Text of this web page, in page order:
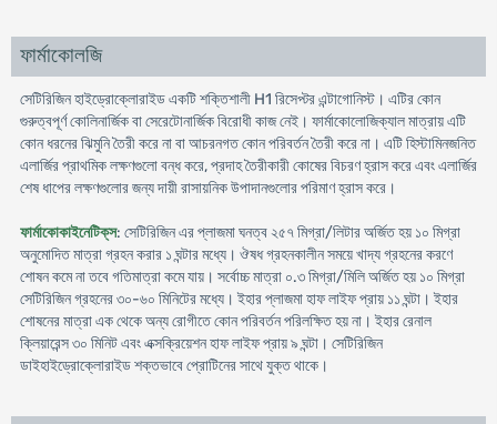
ফার্মাকোলজি
সেটিরিজিন হাইড্রোক্লোরাইড একটি শক্তিশালী H1 রিসেপ্টর এন্টাগোনিস্ট। এটির কোন
গুরুত্বপূর্ণ কোলিনার্জিক বা সেরেটোনার্জিক বিরোধী কাজ নেই। ফার্মাকোলোজিক্যাল মাত্রায় এটি
কোন ধরনের ঝিমুনি তৈরী করে না বা আচরনগত কোন পরিবর্তন তৈরী করে না। এটি হিস্টামিনজনিত
এলার্জির প্রাথমিক লক্ষণগুলো বন্ধ করে, প্রদাহ তৈরীকারী কোষের বিচরণ হ্রাস করে এবং এলার্জির
শেষ ধাপের লক্ষণগুলোর জন্য দায়ী রাসায়নিক উপাদানগুলোর পরিমাণ হ্রাস করে।
ফার্মাকোকাইনেটিক্‌স: সেটিরিজিন এর প্লাজমা ঘনত্ব ২৫৭ মিগ্রা/লিটার অর্জিত হয় ১০ মিগ্রা
অনুমোদিত মাত্রা গ্রহন করার ১ ঘন্টার মধ্যে। ঔষধ গ্রহনকালীন সময়ে খাদ্য গ্রহনের করণে
শোষন কমে না তবে গতিমাত্রা কমে যায়। সর্বোচ্চ মাত্রা ০.৩ মিগ্রা/মিলি অর্জিত হয় ১০ মিগ্রা
সেটিরিজিন গ্রহনের ৩০-৬০ মিনিটের মধ্যে। ইহার প্লাজমা হাফ লাইফ প্রায় ১১ ঘন্টা। ইহার
শোষনের মাত্রা এক থেকে অন্য রোগীতে কোন পরিবর্তন পরিলক্ষিত হয় না। ইহার রেনাল
ক্লিয়ারেন্স ৩০ মিনিট এবং এক্সক্রিয়েশন হাফ লাইফ প্রায় ৯ ঘন্টা। সেটিরিজিন
ডাইহাইড্রোক্লোরাইড শক্তভাবে প্রোটিনের সাথে যুক্ত থাকে।